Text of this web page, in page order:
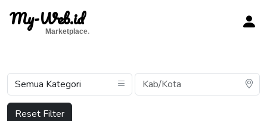
My-Web.id
Marketplace.
Reset Filter